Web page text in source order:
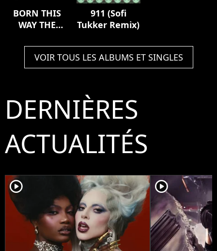
BORN THIS
WAY THE
ANNIVERSARY
911 (Sofi
Tukker Remix)
VOIR TOUS LES ALBUMS ET SINGLES
DERNIÈRES
ACTUALITÉS
player2 player2